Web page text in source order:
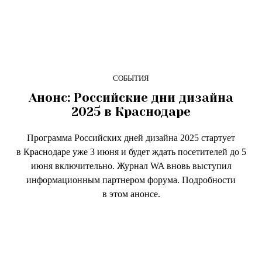
СОБЫТИЯ
Анонс: Российские дни дизайна
2025 в Краснодаре
Программа Российских дней дизайна 2025 стартует
в Краснодаре уже 3 июня и будет ждать посетителей до 5
июня включительно. Журнал WA вновь выступил
информационным партнером форума. Подробности
в этом анонсе.